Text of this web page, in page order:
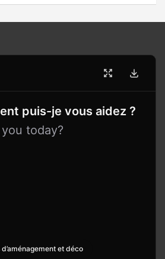
puis-je vous aidez ?
today?
d’aménagement et déco